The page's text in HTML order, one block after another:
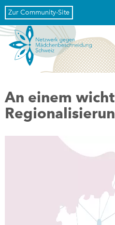
Zur Community-Site
An einem